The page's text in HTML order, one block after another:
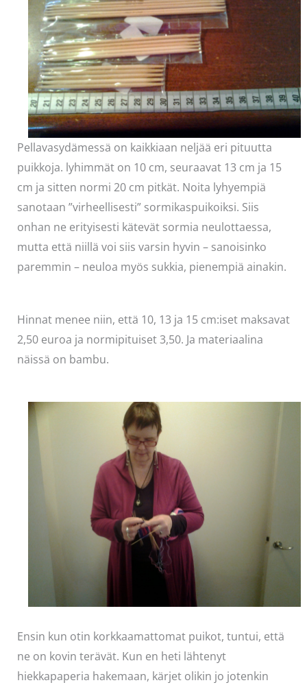
Pellavasydämessä on kaikkiaan neljää eri pituutta
puikkoja. lyhimmät on 10 cm, seuraavat 13 cm ja 15
cm ja sitten normi 20 cm pitkät. Noita lyhyempiä
sanotaan ”virheellisesti” sormikaspuikoiksi. Siis
onhan ne erityisesti kätevät sormia neulottaessa,
mutta että niillä voi siis varsin hyvin – sanoisinko
paremmin – neuloa myös sukkia, pienempiä ainakin.
Hinnat menee niin, että 10, 13 ja 15 cm:iset maksavat
2,50 euroa ja normipituiset 3,50. Ja materiaalina
näissä on bambu.
Ensin kun otin korkkaamattomat puikot, tuntui, että
ne on kovin terävät. Kun en heti lähtenyt
hiekkapaperia hakemaan, kärjet olikin jo jotenkin